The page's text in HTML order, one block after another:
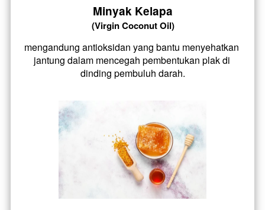
Minyak Kelapa
(Virgin Coconut Oil)
mengandung antioksidan yang bantu menyehatkan
jantung dalam mencegah pembentukan plak di
dinding pembuluh darah.